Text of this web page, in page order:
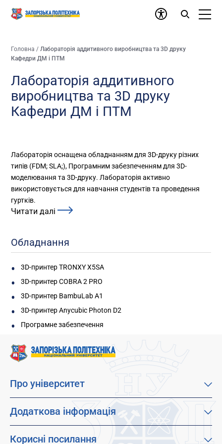
Головна /Лабораторія аддитивного виробництва та 3D друку
Кафедри ДМ і ПТМ
Лабораторія аддитивного
виробництва та 3D друку
Кафедри ДМ і ПТМ
Лабораторія оснащена обладнанням для 3D-друку різних
типів (FDM; SLA;), Програмним забезпеченням для 3D-
моделювання та 3D-друку. Лабораторія активно
використовується для навчання студентів та проведення
гуртків.
Читати далі
Обладнання
3D-принтер TRONXY X5SA
3D-принтер COBRA 2 PRO
3D-принтер BambuLab A1
3D-принтер Anycubic Photon D2
Програмне забезпечення
Про університет
Місія, візія та цінності
Факультети
Додаткова інформація
Дистанційне навчання
Корисні посилання